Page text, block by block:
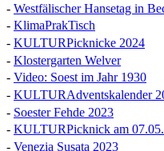
- Westfälischer Hansetag in
- KlimaPrakTisch
- KULTURPicknicke 2024
- Klostergarten Welver
- Video: Soest im Jahr 1930
- KULTURAdventskalender
- Soester Fehde 2023
- KULTURPicknick am
- Venezia Susata 2023